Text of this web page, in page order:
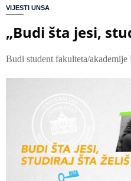
VIJESTI UNSA
„Budi šta jesi,
Budi student fakulteta/